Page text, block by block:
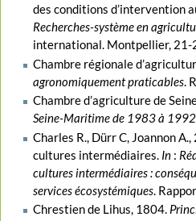
des conditions d’intervention
Recherches-système en
international. Montpellier, 21-
Chambre régionale
agronomiquement praticables.
Chambre d’agriculture de
Seine-Maritime de 1983 à 1992
Charles R., Dürr C, Joannon
cultures intermédiaires. In:
cultures intermédiaires :
services écosystémiques.
Chrestien de Lihus, 1804.